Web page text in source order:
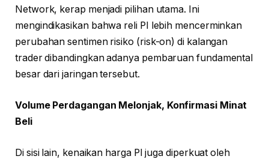
Network, kerap menjadi pilihan utama. Ini
mengindikasikan bahwa reli PI lebih mencerminkan
perubahan sentimen risiko (risk-on) di kalangan
trader dibandingkan adanya pembaruan fundamental
besar dari jaringan tersebut.
Volume Perdagangan Melonjak, Konfirmasi Minat
Beli
Di sisi lain, kenaikan harga PI juga diperkuat oleh